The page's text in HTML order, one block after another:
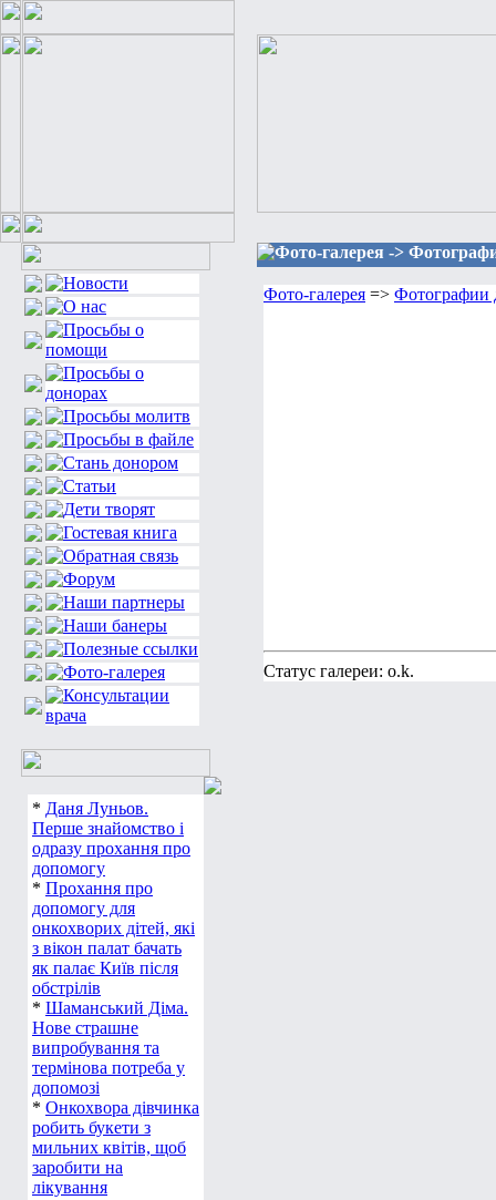
* Даня Луньов.
Перше знайомство і
одразу прохання про
допомогу
* Прохання про
допомогу для
онкохворих дітей, які
з вікон палат бачать
як палає Київ після
обстрілів
* Шаманський Діма.
Нове страшне
випробування та
термінова потреба у
допомозі
* Онкохвора дівчинка
робить букети з
мильних квітів, щоб
заробити на
лікування
Фото-галерея ->
Фото-галерея => Фотографии
Статус галереи: o.k.